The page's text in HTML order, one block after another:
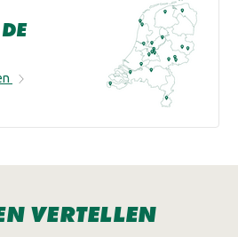
VERTELLEN